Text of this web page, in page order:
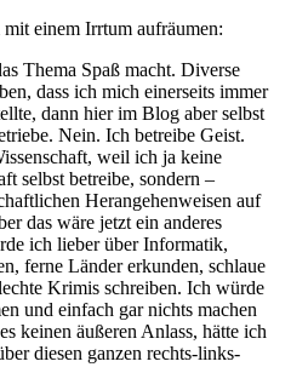
einem Irrtum aufräumen:
Thema Spaß macht. Diverse
dass ich mich einerseits immer
dann hier im Blog aber selbst
Nein. Ich betreibe Geist.
weil ich ja keine
selbst betreibe, sondern –
Herangehenweisen auf
das wäre jetzt ein anderes
ich lieber über Informatik,
ferne Länder erkunden, schlaue
Krimis schreiben. Ich würde
und einfach gar nichts machen
keinen äußeren Anlass, hätte ich
diesen ganzen rechts-links-